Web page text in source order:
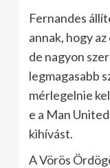
Fernandes
annak, hogy
de nagyon
legmagasabb
mérlegelnie
e a Man
kihívást.
A Vörös